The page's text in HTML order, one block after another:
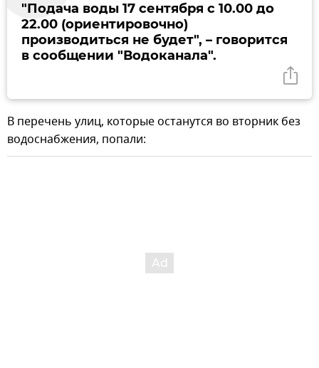
"Подача воды 17 сентября с 10.00 до
22.00 (ориентировочно)
производиться не будет", – говорится
в сообщении "Водоканала".
В перечень улиц, которые останутся во вторник без
водоснабжения, попали: